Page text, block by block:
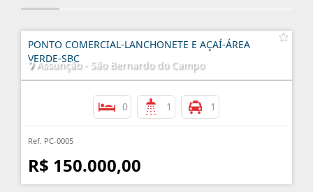
PONTO COMERCIAL-LANCHONETE E AÇAÍ-ÁREA
VERDE-SBC
Assunção - São Bernardo do Campo
0 1 1
Ref. PC-0005
R$ 150.000,00